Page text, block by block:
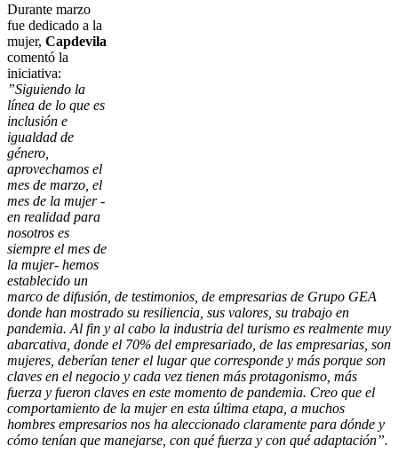
Durante marzo
fue dedicado a la
mujer, Capdevila
comentó la
iniciativa:
”Siguiendo la
línea de lo que es
inclusión e
igualdad de
género,
aprovechamos el
mes de marzo, el
mes de la mujer -
en realidad para
nosotros es
siempre el mes de
la mujer- hemos
establecido un
marco de difusión, de testimonios, de empresarias de Grupo GEA
donde han mostrado su resiliencia, sus valores, su trabajo en
pandemia. Al fin y al cabo la industria del turismo es realmente muy
abarcativa, donde el 70% del empresariado, de las empresarias, son
mujeres, deberían tener el lugar que corresponde y más porque son
claves en el negocio y cada vez tienen más protagonismo, más
fuerza y fueron claves en este momento de pandemia. Creo que el
comportamiento de la mujer en esta última etapa, a muchos
hombres empresarios nos ha aleccionado claramente para dónde y
cómo tenían que manejarse, con qué fuerza y con qué adaptación”.